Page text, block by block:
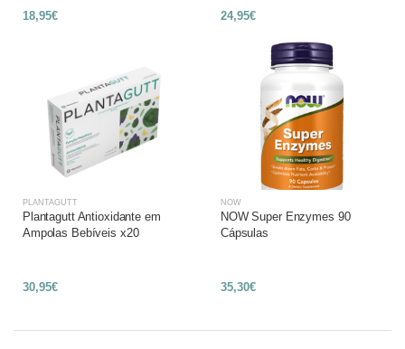
18,95€ 24,95€
PLANTAGUTT
Plantagutt Antioxidante em
Ampolas Bebíveis x20
30,95€
NOW
NOW Super Enzymes 90
Cápsulas
35,30€